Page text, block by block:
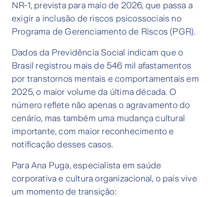
NR-1, prevista para maio de 2026, que passa a
exigir a inclusão de riscos psicossociais no
Programa de Gerenciamento de Riscos (PGR).
Dados da Previdência Social indicam que o
Brasil registrou mais de 546 mil afastamentos
por transtornos mentais e comportamentais em
2025, o maior volume da última década. O
número reflete não apenas o agravamento do
cenário, mas também uma mudança cultural
importante, com maior reconhecimento e
notificação desses casos.
Para Ana Puga, especialista em saúde
corporativa e cultura organizacional, o país vive
um momento de transição: